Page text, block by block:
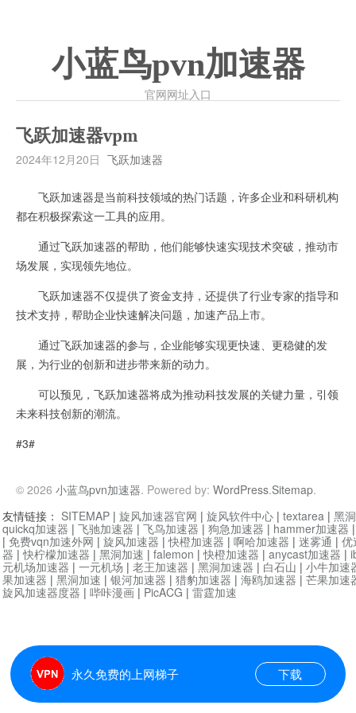
小蓝鸟pvn加速器
官网网址入口
飞跃加速器vpm
2024年12月20日 飞跃加速器
飞跃加速器是当前科技领域的热门话题，许多企业和科研机构
都在积极探索这一工具的应用。
通过飞跃加速器的帮助，他们能够快速实现技术突破，推动市
场发展，实现领先地位。
飞跃加速器不仅提供了资金支持，还提供了行业专家的指导和
技术支持，帮助企业快速解决问题，加速产品上市。
通过飞跃加速器的参与，企业能够实现更快速、更稳健的发
展，为行业的创新和进步带来新的动力。
可以预见，飞跃加速器将成为推动科技发展的关键力量，引领
未来科技创新的潮流。
#3#
© 2026 小蓝鸟pvn加速器. Powered by: WordPress.Sitemap.
永久免费的上网梯子 下载
友情链接： SITEMAP | 旋风加速器官网 | 旋风软件中心 | textarea | 黑
quickq加速器 | 飞驰加速器 | 飞鸟加速器 | 狗急加速器 | hammer加速器
| 免费vqn加速外网 | 旋风加速器 |快橙加速器 | 啊哈加速器 | 迷雾通 | 优
器 |快柠檬加速器 | 黑洞加速 | falemon |快橙加速器 | anycast加速器 |
元机场加速器 | 一元机场 | 老王加速器 | 黑洞加速器 | 白石山 | 小牛加速
果加速器 | 黑洞加速 | 银河加速器 | 猎豹加速器 | 海鸥加速器 | 芒果加速
旋风加速器度器 | 哔咔漫画 | PicACG | 雷霆加速